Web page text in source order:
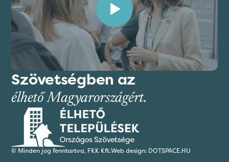
Szövetségben az
élhető Magyarországért.
© Minden jog fenntartva, FKK Kft.Web design: DOTSPACE.HU